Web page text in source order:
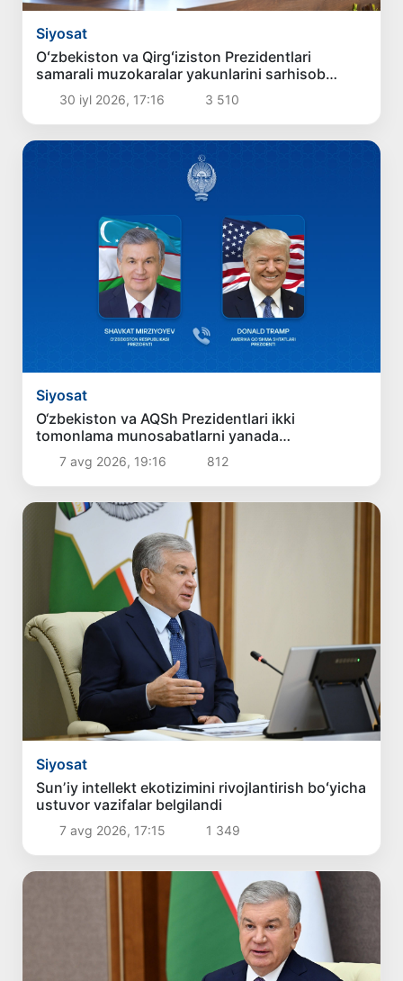
Siyosat
Oʻzbekiston va Qirgʻiziston Prezidentlari
samarali muzokaralar yakunlarini sarhisob
qildilar
30 iyl 2026, 17:16 3 510
Siyosat
O‘zbekiston va AQSh Prezidentlari ikki
tomonlama munosabatlarni yanada
mustahkamlash istiqbollarini muhokama qildilar
7 avg 2026, 19:16 812
Siyosat
Sunʼiy intellekt ekotizimini rivojlantirish boʻyicha
ustuvor vazifalar belgilandi
7 avg 2026, 17:15 1 349